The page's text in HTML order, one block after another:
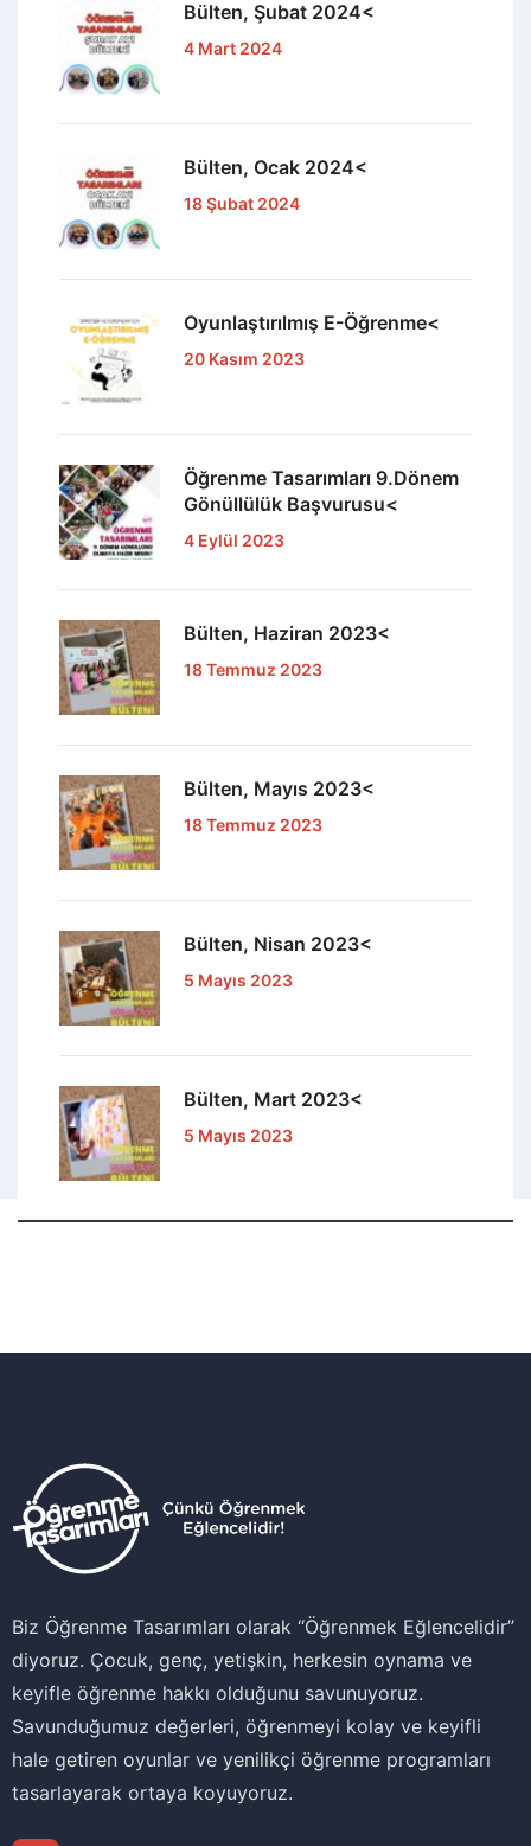
Bülten, Şubat 2024<
4 Mart 2024
Bülten, Ocak 2024<
18 Şubat 2024
Oyunlaştırılmış E-Öğrenme<
20 Kasım 2023
Öğrenme Tasarımları 9.Dönem
Gönüllülük Başvurusu<
4 Eylül 2023
Bülten, Haziran 2023<
18 Temmuz 2023
Bülten, Mayıs 2023<
18 Temmuz 2023
Bülten, Nisan 2023<
5 Mayıs 2023
Bülten, Mart 2023<
5 Mayıs 2023
Biz Öğrenme Tasarımları olarak ‘‘Öğrenmek Eğlencelidir’’
diyoruz. Çocuk, genç, yetişkin, herkesin oynama ve
keyifle öğrenme hakkı olduğunu savunuyoruz.
Savunduğumuz değerleri, öğrenmeyi kolay ve keyifli
hale getiren oyunlar ve yenilikçi öğrenme programları
tasarlayarak ortaya koyuyoruz.